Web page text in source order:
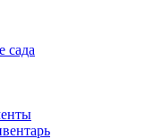
сада